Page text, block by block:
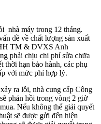
nhà máy trong 12 tháng.
đề về chất lượng sản xuất
TM & DVXS Anh
phải chịu chi phí sửa chữa
thời hạn bảo hành, các phụ
với mức phí hợp lý.
ra lỗi, nhà cung cấp Công
sẽ phản hồi trong vòng 2 giờ
Nếu không thể giải quyết
sẽ được gửi đến hiện